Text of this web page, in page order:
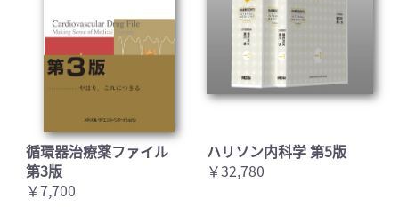
循環器治療薬ファイル
第3版
￥7,700
ハリソン内科学 第5版
￥32,780